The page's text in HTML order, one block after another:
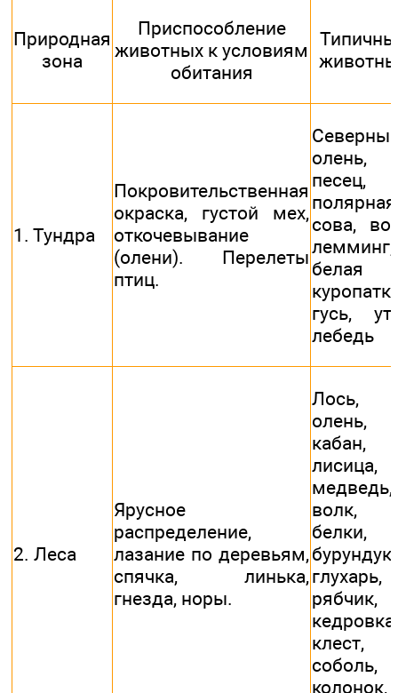
Природная
зона
Приспособление
животных к условиям
обитания
1. Тундра
Покровительственная
окраска, густой мех,
откочевывание
(олени). Перелеты
птиц.
олень,
песец,
полярная
сова,
лемминг,
белая
гусь,
лебедь
2. Леса
Ярусное
распределение,
лазание по деревьям,
спячка, линька,
гнезда, норы.
Лось,
олень,
кабан,
лисица,
медведь,
волк,
белки,
глухарь,
рябчик,
кедровка,
клест,
соболь,
колонок,